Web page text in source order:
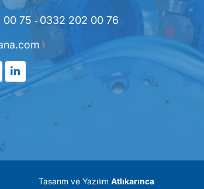
00 75 - 0332 202 00 76
Tasarım ve Yazılım Atlıkarınca